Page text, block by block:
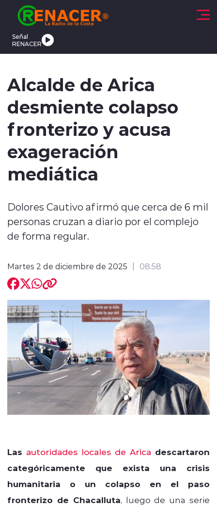
Click acá para ir directamente al contenido
Señal
RENACER
modo claro
Alcalde de Arica
desmiente colapso
fronterizo y acusa
exageración
mediática
Dolores Cautivo afirmó que cerca de 6 mil
personas cruzan a diario por el complejo
de forma regular.
Martes 2 de diciembre de 2025 08:58
Las autoridades locales de Arica descartaron
categóricamente que exista una crisis
humanitaria o un colapso en el paso
fronterizo de Chacalluta, luego de una serie